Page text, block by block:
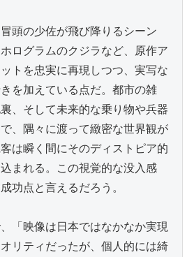
頭の少佐が飛び降りるシーン
ログラムのクジラなど、原作ア
トを忠実に再現しつつ、実写な
を加えている点だ。都市の雑
、そして未来的な乗り物や兵器
、隅々に渡って緻密な世界観が
は瞬く間にそのディストピア的
まれる。この視覚的な没入感
功点と言えるだろう。
「映像は日本ではなかなか実現
リティだったが、個人的には綺